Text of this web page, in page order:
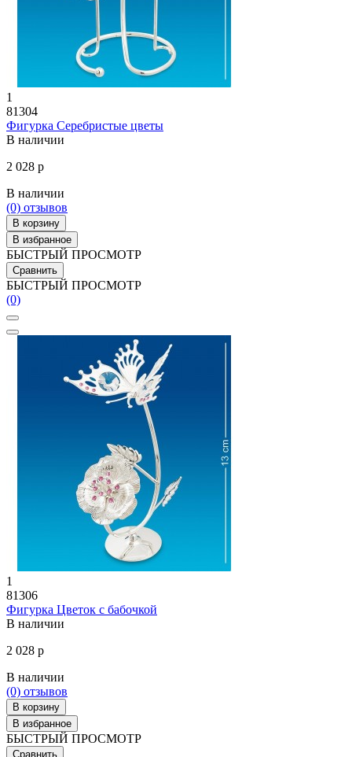
1
81304
Фигурка Серебристые цветы
В наличии
2 028 р
В наличии
(0) отзывов
В корзину
В избранное
БЫСТРЫЙ ПРОСМОТР
Сравнить
БЫСТРЫЙ ПРОСМОТР
(0)
1
81306
Фигурка Цветок с бабочкой
В наличии
2 028 р
В наличии
(0) отзывов
В корзину
В избранное
БЫСТРЫЙ ПРОСМОТР
Сравнить